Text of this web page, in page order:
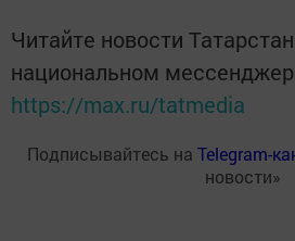
Читайте новости
национальном
https://max.ru/tatmedia
Подписывайтесь на Telegram-
новости»